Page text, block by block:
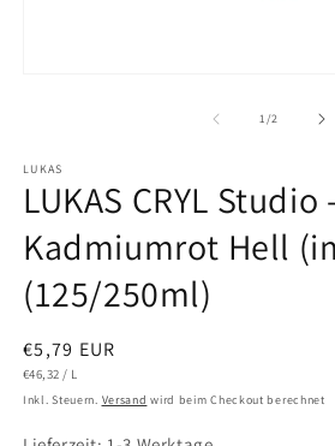
1/von
2
LUKAS
LUKAS CRYL Studio
Kadmiumrot Hell
(125/250ml)
Normaler
Preis
€5,79 EUR
GRUNDPREIS
€46,32 / PRO
L
Inkl. Steuern. Versand wird beim Checkout berechnet